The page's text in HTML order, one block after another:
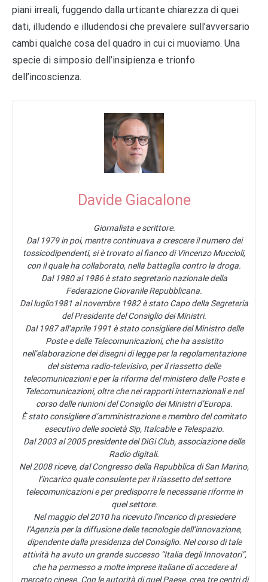
piani irreali, fuggendo dalla urticante chiarezza di quei
dati, illudendo e illudendosi che prevalere sull’avversario
cambi qualche cosa del quadro in cui ci muoviamo. Una
specie di simposio dell’insipienza e trionfo
dell’incoscienza.
Davide Giacalone
Giornalista e scrittore.
Dal 1979 in poi, mentre continuava a crescere il numero dei
tossicodipendenti, si è trovato al fianco di Vincenzo Muccioli,
con il quale ha collaborato, nella battaglia contro la droga.
Dal 1980 al 1986 è stato segretario nazionale della
Federazione Giovanile Repubblicana.
Dal luglio1981 al novembre 1982 è stato Capo della Segreteria
del Presidente del Consiglio dei Ministri.
Dal 1987 all’aprile 1991 è stato consigliere del Ministro delle
Poste e delle Telecomunicazioni, che ha assistito
nell’elaborazione dei disegni di legge per la regolamentazione
del sistema radio-televisivo, per il riassetto delle
telecomunicazioni e per la riforma del ministero delle Poste e
Telecomunicazioni, oltre che nei rapporti internazionali e nel
corso delle riunioni del Consiglio dei Ministri d’Europa.
È stato consigliere d’amministrazione e membro del comitato
esecutivo delle società Sip, Italcable e Telespazio.
Dal 2003 al 2005 presidente del DiGi Club, associazione delle
Radio digitali.
Nel 2008 riceve, dal Congresso della Repubblica di San Marino,
l’incarico quale consulente per il riassetto del settore
telecomunicazioni e per predisporre le necessarie riforme in
quel settore.
Nel maggio del 2010 ha ricevuto l’incarico di presiedere
l’Agenzia per la diffusione delle tecnologie dell’innovazione,
dipendente dalla presidenza del Consiglio. Nel corso di tale
attività ha avuto un grande successo “Italia degli Innovatori”,
che ha permesso a molte imprese italiane di accedere al
mercato cinese. Con le autorità di quel Paese, crea tre centri di